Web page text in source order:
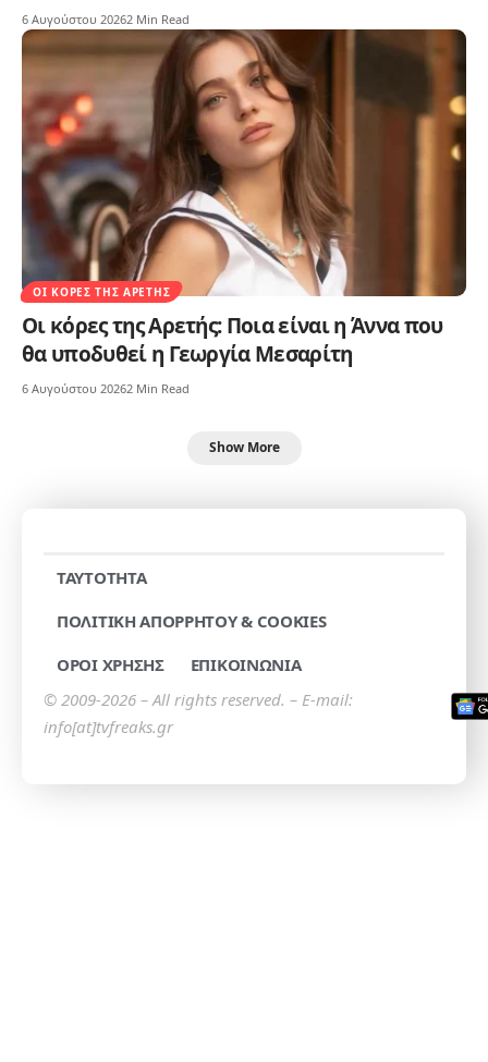
6 Αυγούστου 20262 Min Read
ΟΙ ΚΌΡΕΣ ΤΗΣ ΑΡΕΤΉΣ
Οι κόρες της Αρετής: Ποια είναι η Άννα που
θα υποδυθεί η Γεωργία Μεσαρίτη
6 Αυγούστου 20262 Min Read
Show More
TAYTOTHTA
ΠΟΛΙΤΙΚΗ ΑΠΟΡΡΗΤΟΥ & COOKIES
ΟΡΟΙ ΧΡΗΣΗΣ
ΕΠΙΚΟΙΝΩΝΙΑ
© 2009-2026 – All rights reserved. – E-mail:
info[at]tvfreaks.gr